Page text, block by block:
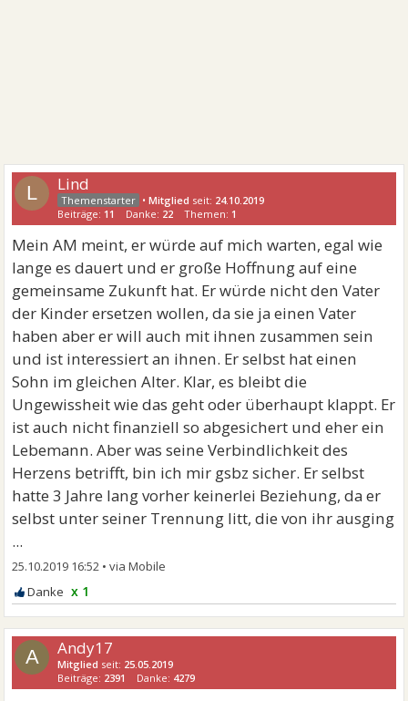
L Lind
•Mitglied seit: 24.10.2019
Beiträge: 11 Danke: 22 Themen: 1
Mein AM meint, er würde auf mich warten, egal wie
lange es dauert und er große Hoffnung auf eine
gemeinsame Zukunft hat. Er würde nicht den Vater
der Kinder ersetzen wollen, da sie ja einen Vater
haben aber er will auch mit ihnen zusammen sein
und ist interessiert an ihnen. Er selbst hat einen
Sohn im gleichen Alter. Klar, es bleibt die
Ungewissheit wie das geht oder überhaupt klappt. Er
ist auch nicht finanziell so abgesichert und eher ein
Lebemann. Aber was seine Verbindlichkeit des
Herzens betrifft, bin ich mir gsbz sicher. Er selbst
hatte 3 Jahre lang vorher keinerlei Beziehung, da er
selbst unter seiner Trennung litt, die von ihr ausging
...
25.10.2019 16:52 •
x 1
A Andy17
Mitglied seit: 25.05.2019
Beiträge: 2391 Danke: 4279